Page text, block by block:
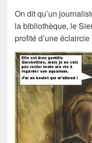
On dit qu’un
la bibliothèque, le
profité d’une